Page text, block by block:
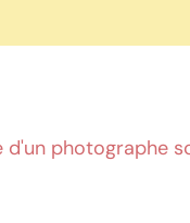
photographe